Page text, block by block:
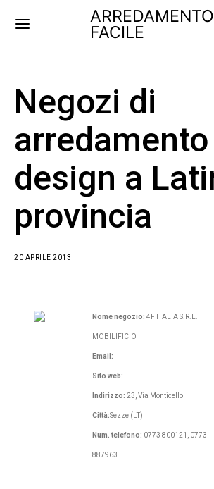
ARREDAMENTO
FACILE
Negozi di
design a
provincia
20 APRILE 2013
Nome negozio: 4F ITALIA S.R.L.
MOBILIFICIO
Email:
Sito web:
Indirizzo: 23, Via Monticello
Città:Sezze (LT)
Num. telefono: 0773 800121, 0773
887963